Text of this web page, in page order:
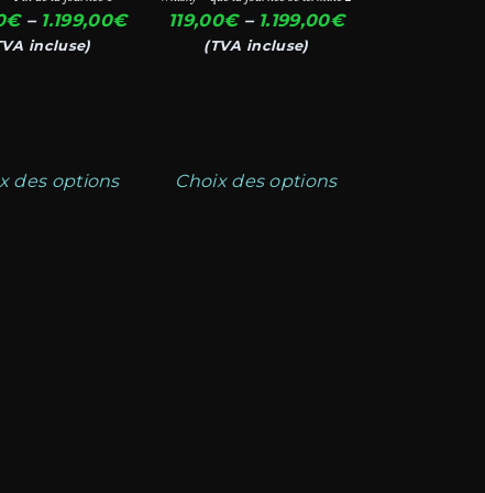
€ – 1.199,00€Plage
incluse)
des options
119,00€ – 1.199,00€Plage
(TVA incluse)
Choix des options
peuvent
du